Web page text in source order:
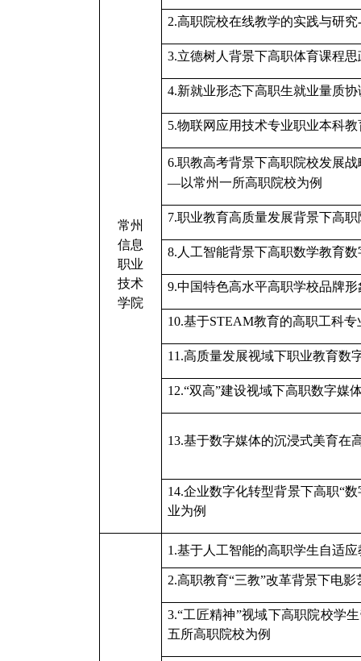
常州
信息
职业
技术
学院
2.高职院校在线教学的实践与研
3.立德树人背景下高职体育课程
4.新就业形态下高职生就业量质
5.物联网应用技术专业职业本科教
6.职教高考背景下高职院校发展
—以常州一所高职院校为例
7.职业教育高质量发展背景下高
8. 人工智能背景下高职数学教育
9.中国特色高水平高职学校品牌
10.基于STEAM教育的高职工科
1 1.高质量发展视域下职业教育数
1 2.“双高”建设视域下高职数字媒
13.基于数字媒体的沉浸式美育在
14.企业数字化转型背景下高职“
业为例
1.基于人工智能的高职学生自适
2.高职教育“三教”改革背景下电
3.“工匠精神”视域下高职院校学
五所高职院校为例